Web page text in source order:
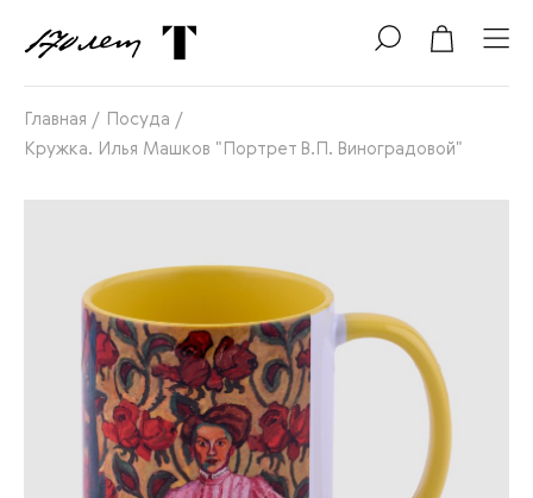
Главная / Посуда /
Кружка. Илья Машков "Портрет В.П. Виноградовой"